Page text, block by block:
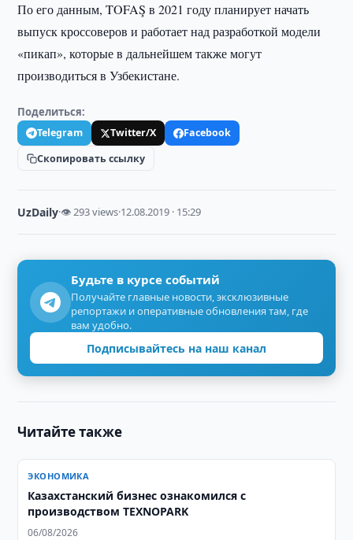
По его данным, TOFAŞ в 2021 году планирует начать
выпуск кроссоверов и работает над разработкой модели
«пикап», которые в дальнейшем также могут
производиться в Узбекистане.
Поделиться:
Telegram Twitter/X
Facebook
Скопировать ссылку
UzDaily·👁 293 views·12.08.2019 · 15:29
Будьте в курсе событий
Получайте главные новости, эксклюзивные
репортажи и оперативные обновления там, где
вам удобно.
Подписывайтесь на наш канал
Читайте также
ЭКОНОМИКА
Казахстанский бизнес ознакомился с
производством TEXNOPARK
06/08/2026